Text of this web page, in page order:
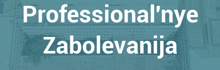
Professional'nye
Zabolevanija